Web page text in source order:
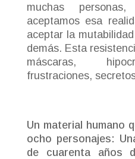
muchas
aceptamos esa
aceptar la
demás. Esta
máscaras,
frustraciones,
Un material humano
ocho personajes:
de cuarenta años